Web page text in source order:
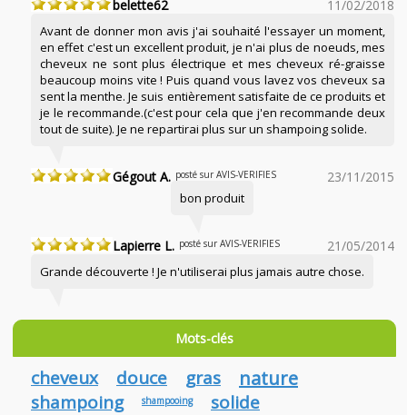
belette62
11/02/2018
Avant de donner mon avis j'ai souhaité l'essayer un moment,
en effet c'est un excellent produit, je n'ai plus de noeuds, mes
cheveux ne sont plus électrique et mes cheveux ré-graisse
beaucoup moins vite ! Puis quand vous lavez vos cheveux sa
sent la menthe. Je suis entièrement satisfaite de ce produits et
je le recommande.(c'est pour cela que j'en recommande deux
tout de suite). Je ne repartirai plus sur un shampoing solide.
Gégout A. posté sur AVIS-VERIFIES 23/11/2015
bon produit
Lapierre L. posté sur AVIS-VERIFIES 21/05/2014
Grande découverte ! Je n'utiliserai plus jamais autre chose.
Mots-clés
cheveux douce gras nature
shampoing shampooing solide